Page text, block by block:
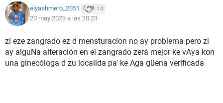
elyaahmero_2051 14
20 may 2023 a las 20:23
zi eze zangrado ez d mensturacion no ay problema pero zi
ay alguNa alteración en el zangrado zerá mejor ke vAya kon
una ginecóloga d zu localida pa' ke Aga güena verificada